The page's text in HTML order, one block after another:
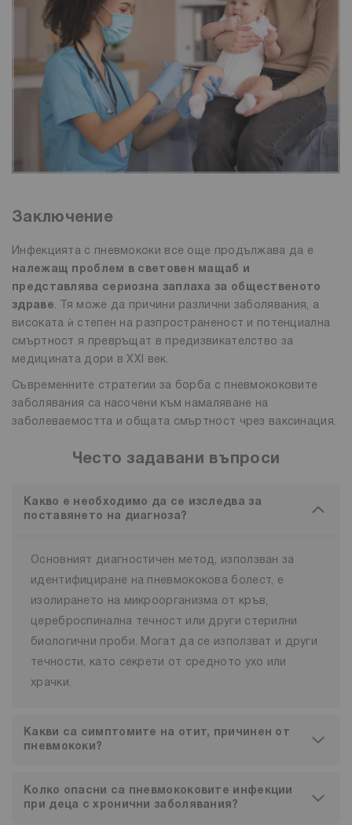
Заключение
Инфекцията с пневмококи все още продължава да е
належащ проблем в световен мащаб и
представлява сериозна заплаха за общественото
здраве. Тя може да причини различни заболявания, а
високата ѝ степен на разпространеност и потенциална
смъртност я превръщат в предизвикателство за
медицината дори в XXI век.
Съвременните стратегии за борба с пневмококовите
заболявания са насочени към намаляване на
заболеваемостта и общата смъртност чрез ваксинация.
Често задавани въпроси
Какво е необходимо да се изследва за
поставянето на диагноза?
Основният диагностичен метод, използван за
идентифициране на пневмококова болест, е
изолирането на микроорганизма от кръв,
цереброспинална течност или други стерилни
биологични проби. Могат да се използват и други
течности, като секрети от средното ухо или
храчки.
Какви са симптомите на отит, причинен от
пневмококи?
Колко опасни са пневмококовите инфекции
при деца с хронични заболявания?